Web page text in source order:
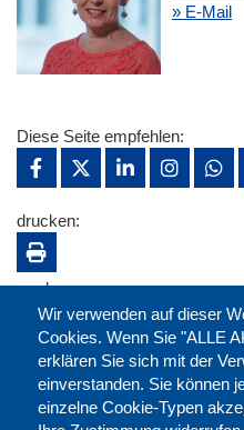
» E-Mail
Wir verwenden auf dieser
Cookies. Wenn Sie "ALLE
erklären Sie sich mit der
einverstanden. Sie können
einzelne Cookie-Typen
Diese Seite empfehlen:
drucken:
merken: